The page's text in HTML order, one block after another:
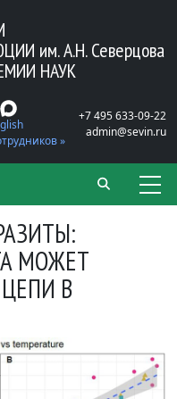
им. А.Н. Северцова
НАУК
»
+7 495 633-09-22
admin@sevin.ru
МОЖЕТ
В